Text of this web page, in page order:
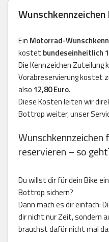
Ein Motorrad-
kostet bundeseinheitlich
Die Kennzeichen Zuteilung
Vorabreservierung kostet
also 12,80 Euro.
Diese Kosten leiten wir
Bottrop weiter, unser
reservieren – so
Du willst dir für dein Bike
Bottrop sichern?
Dann mach es dir einfach:
dir nicht nur Zeit, sondern
brauchst dafür nicht mal